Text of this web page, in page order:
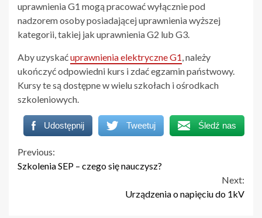
uprawnienia G1 mogą pracować wyłącznie pod
nadzorem osoby posiadającej uprawnienia wyższej
kategorii, takiej jak uprawnienia G2 lub G3.
Aby uzyskaćuprawnienia elektryczne G1, należy
ukończyć odpowiedni kurs i zdać egzamin państwowy.
Kursy te są dostępne w wielu szkołach i ośrodkach
szkoleniowych.
Udostępnij Tweetuj Śledź nas
Continue
Previous:
Szkolenia SEP – czego się nauczysz?
Next:
Urządzenia o napięciu do 1kV